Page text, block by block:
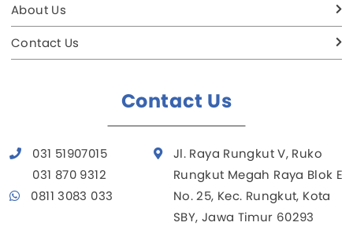
About Us
Contact Us
Contact Us
031 51907015
031 870 9312
0811 3083 033
Jl. Raya Rungkut V, Ruko
Rungkut Megah Raya Blok E
No. 25, Kec. Rungkut, Kota
SBY, Jawa Timur 60293